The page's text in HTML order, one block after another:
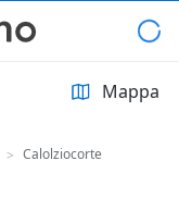
Mappa
> Calolziocorte